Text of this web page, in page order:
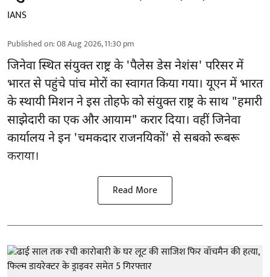
IANS
Published on:08 Aug 2026, 11:30 pm
जिनेवा स्थितसंयुक्त राष्ट्रके 'पैलेस डेस नेशंस' परिसर में
भारत से पहुंचे पांच मोरों का स्वागत किया गया। यूएन में भारत
के स्थायी मिशन ने इस तोहफे को संयुक्त राष्ट्र के साथ "हमारी
साझेदारी का एक और आयाम" करार दिया। वहीं जिनेवा
कार्यालय ने इन 'चमकदार राजनयिकों' से सबको रूबरू
कराया।
Read More